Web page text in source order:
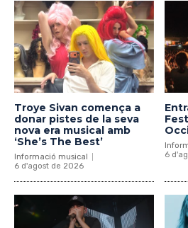
Troye Sivan comença a
donar pistes de la seva
nova era musical amb
‘She’s The Best’
Informació musical
6 d'agost de 2026
6